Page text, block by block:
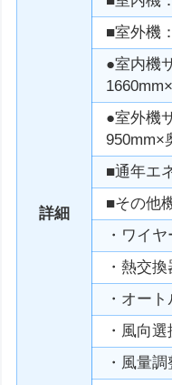
詳細
■室外機
●室内機
●室外機
950mm×
■通年エ
■その他
・ワイヤ
・熱交
・オー
・風向選
・風量